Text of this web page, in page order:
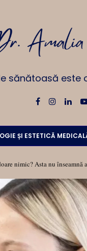
sănătoasă este
ȘI ESTETICĂ
nimic? Asta nu înseamnă